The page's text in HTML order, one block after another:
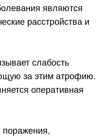
являются
расстройства и
слабость
за этим атрофию.
оперативная
поражения,